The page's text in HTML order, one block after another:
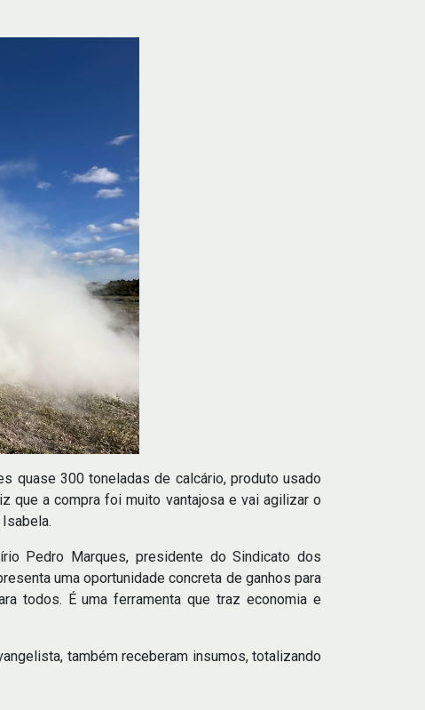
quase 300 toneladas de calcário, produto usado
que a compra foi muito vantajosa e vai agilizar o
Pedro Marques, presidente do Sindicato dos
uma oportunidade concreta de ganhos para
todos. É uma ferramenta que traz economia e
também receberam insumos, totalizando